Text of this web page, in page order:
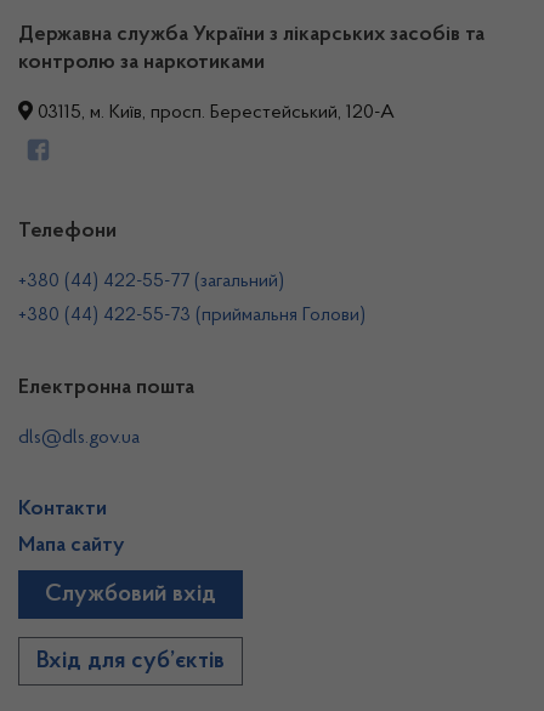
Державна служба України з лікарських засобів та
контролю за наркотиками
03115, м. Київ, просп. Берестейський, 120-А
Телефони
+380 (44) 422-55-77 (загальний)
+380 (44) 422-55-73 (приймальня Голови)
Електронна пошта
dls@dls.gov.ua
Контакти
Мапа сайту
Службовий вхід
Вхід для суб’єктів